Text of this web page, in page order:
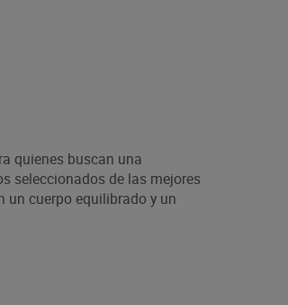
quienes buscan una
seleccionados de las mejores
un cuerpo equilibrado y un